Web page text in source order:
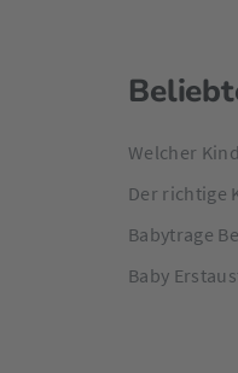
Welcher
Der richtige
Babytrage
Baby